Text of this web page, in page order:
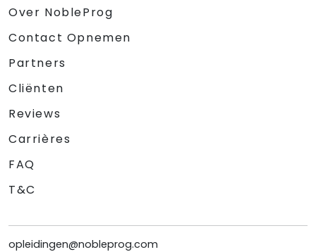
Over NobleProg
Contact Opnemen
Partners
Cliënten
Reviews
Carrières
FAQ
T&C
opleidingen@nobleprog.com